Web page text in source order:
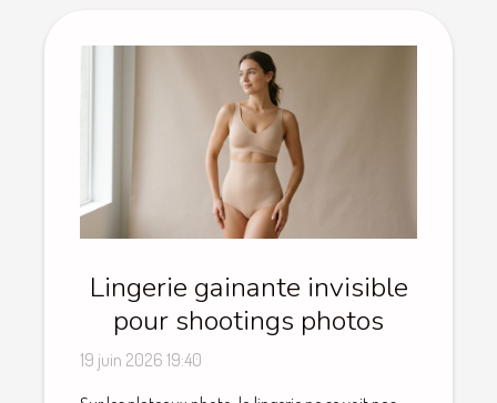
Lingerie gainante invisible
pour shootings photos
19 juin 2026 19:40